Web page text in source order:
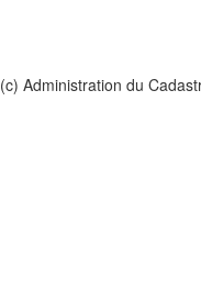
(c) Administration du